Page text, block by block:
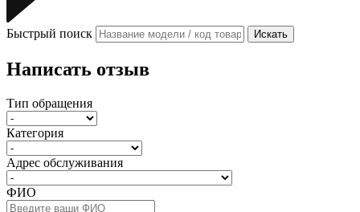
Быстрый поиск Искать
Написать отзыв
Тип обращения
Категория
Адрес обслуживания
ФИО